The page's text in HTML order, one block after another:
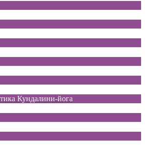
Кундалини-йога